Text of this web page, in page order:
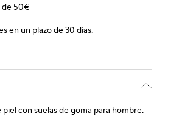
de 50€
en un plazo de 30 días.
con suelas de goma para hombre.